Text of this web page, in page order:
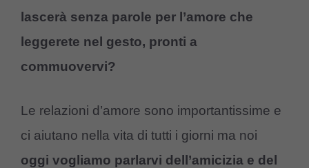
lascerà senza parole per l’amore che
leggerete nel gesto, pronti a
commuovervi?
Le relazioni d’amore sono importantissime e
ci aiutano nella vita di tutti i giorni ma noi
oggi vogliamo parlarvi dell’amicizia e del